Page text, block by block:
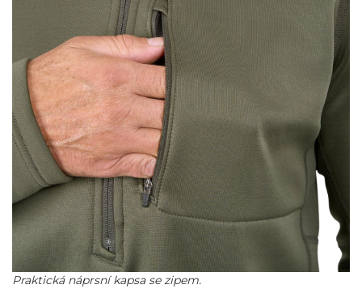
Praktická náprsní kapsa se zipem.